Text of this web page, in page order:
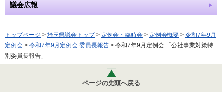
議会広報
トップページ > 埼玉県議会トップ> 定例会・臨時会 > 定例会概要 > 令和7年9月
定例会 > 令和7年9月定例会 委員長報告 > 令和7年9月定例会 「公社事業対策特
別委員長報告」
ページの先頭へ戻る